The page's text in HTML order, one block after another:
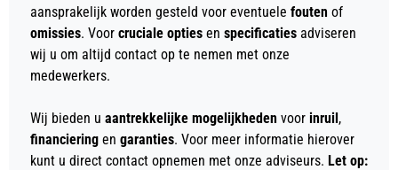
aansprakelijk worden gesteld voor eventuele fouten of
omissies. Voor cruciale opties en specificaties adviseren
wij u om altijd contact op te nemen met onze
medewerkers.
Wij bieden u aantrekkelijke mogelijkheden voor inruil,
financiering en garanties. Voor meer informatie hierover
kunt u direct contact opnemen met onze adviseurs. Let op: